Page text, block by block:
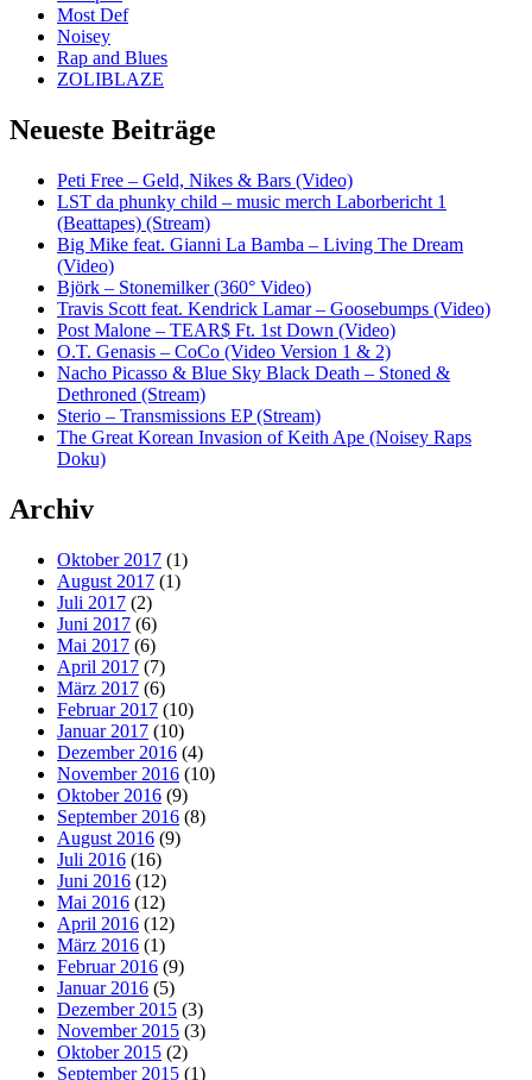
Most Def
Noisey
Rap and Blues
ZOLIBLAZE
Neueste Beiträge
Peti Free – Geld, Nikes & Bars (Video)
LST da phunky child – music merch Laborbericht 1
(Beattapes) (Stream)
Big Mike feat. Gianni La Bamba – Living The Dream
(Video)
Björk – Stonemilker (360° Video)
Travis Scott feat. Kendrick Lamar – Goosebumps (Video)
Post Malone – TEAR$ Ft. 1st Down (Video)
O.T. Genasis – CoCo (Video Version 1 & 2)
Nacho Picasso & Blue Sky Black Death – Stoned &
Dethroned (Stream)
Sterio – Transmissions EP (Stream)
The Great Korean Invasion of Keith Ape (Noisey Raps
Doku)
Archiv
Oktober 2017 (1)
August 2017 (1)
Juli 2017 (2)
Juni 2017 (6)
Mai 2017 (6)
April 2017 (7)
März 2017 (6)
Februar 2017 (10)
Januar 2017 (10)
Dezember 2016 (4)
November 2016 (10)
Oktober 2016 (9)
September 2016 (8)
August 2016 (9)
Juli 2016 (16)
Juni 2016 (12)
Mai 2016 (12)
April 2016 (12)
März 2016 (1)
Februar 2016 (9)
Januar 2016 (5)
Dezember 2015 (3)
November 2015 (3)
Oktober 2015 (2)
September 2015 (1)